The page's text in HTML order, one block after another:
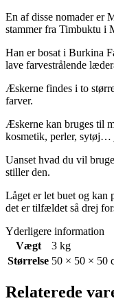
En af disse nomader er
stammer fra Timbuktu i
Han er bosat i Burkina
lave farvestrålende
Æskerne findes i to
farver.
Æskerne kan bruges til
kosmetik, perler, sytøj…
Uanset hvad du vil
stiller den.
Låget er let buet og kan
det er tilfældet så drej
Yderligere information
Vægt
3 kg
Størrelse 50 × 50 × 50
Relaterede